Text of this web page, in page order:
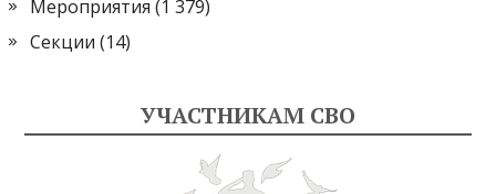
Мероприятия (1 379)
Секции (14)
УЧАСТНИКАМ СВО